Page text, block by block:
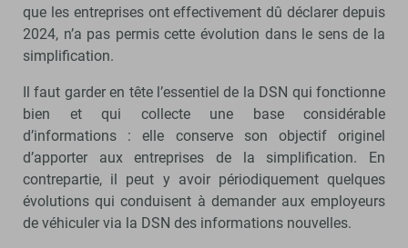
que les entreprises ont effectivement dû déclarer depuis
2024, n’a pas permis cette évolution dans le sens de la
simplification.
Il faut garder en tête l’essentiel de la DSN qui fonctionne
bien et qui collecte une base considérable
d’informations : elle conserve son objectif originel
d’apporter aux entreprises de la simplification. En
contrepartie, il peut y avoir périodiquement quelques
évolutions qui conduisent à demander aux employeurs
de véhiculer via la DSN des informations nouvelles.